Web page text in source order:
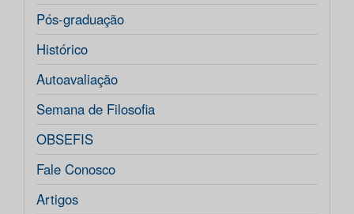
Pós-graduação
Histórico
Autoavaliação
Semana de Filosofia
OBSEFIS
Fale Conosco
Artigos